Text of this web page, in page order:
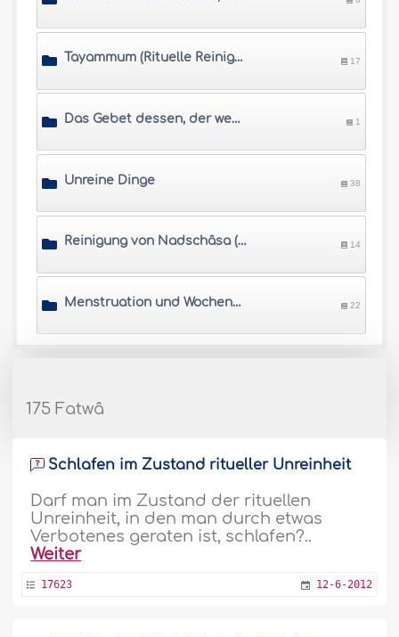
Tayammum (Rituelle Reinigung ohne Wasser) 17
Das Gebet dessen, der weder Wudu noch Tayammum vornehmen kann 1
Unreine Dinge 38
Reinigung von Nadschâsa (Unreinheit) 14
Menstruation und Wochenbett 22
175 Fatwâ
Schlafen im Zustand ritueller Unreinheit
Darf man im Zustand der rituellen
Unreinheit, in den man durch etwas
Verbotenes geraten ist, schlafen?..
Weiter
17623 12-6-2012